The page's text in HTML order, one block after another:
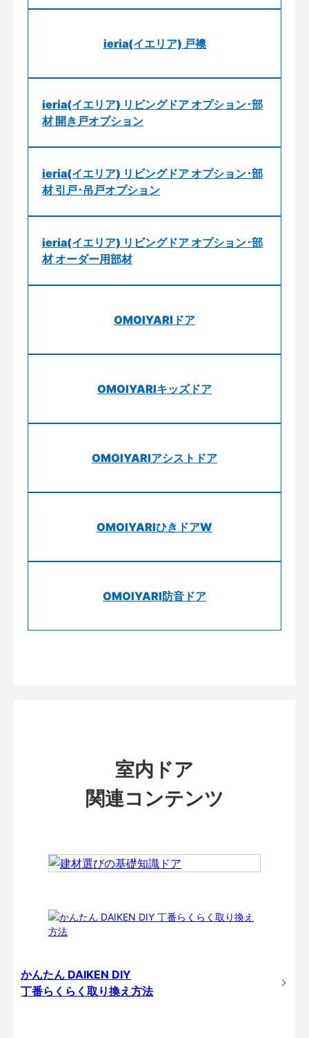
ieria(イエリア) 戸襖
ieria(イエリア) リビングドア オプション･部
材 開き戸オプション
ieria(イエリア) リビングドア オプション･部
材 引戸･吊戸オプション
ieria(イエリア) リビングドア オプション･部
材 オーダー用部材
OMOIYARIドア
OMOIYARIキッズドア
OMOIYARIアシストドア
OMOIYARIひきドアW
OMOIYARI防音ドア
室内ドア
関連コンテンツ
かんたん DAIKEN DIY
丁番らくらく取り換え方法